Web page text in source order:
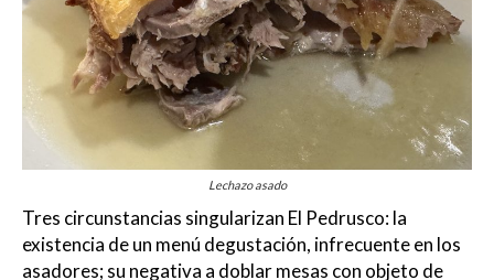
Lechazo asado
Tres circunstancias singularizan El Pedrusco: la
existencia de un menú degustación, infrecuente en los
asadores; su negativa a doblar mesas con objeto de